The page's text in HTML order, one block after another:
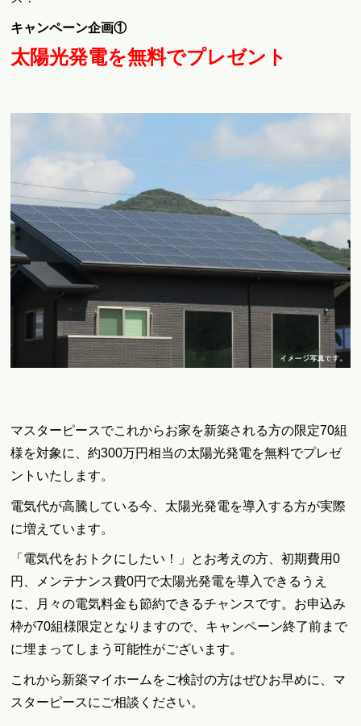
キャンペーン企画①
太陽光発電を無料でプレゼント
マスターピースでこれからお家を新築される方の限定70組
様を対象に、約300万円相当の太陽光発電を無料でプレゼ
ントいたします。
電気代が高騰している今、太陽光発電を導入する方が実際
に増えています。
「電気代をおトクにしたい！」とお考えの方、初期費用0
円、メンテナンス費0円で太陽光発電を導入できるうえ
に、月々の電気料金も節約できるチャンスです。お申込み
枠が70組様限定となりますので、キャンペーン終了前まで
に埋まってしまう可能性がございます。
これから新築マイホームをご検討の方はぜひお早めに、マ
スターピースにご相談ください。